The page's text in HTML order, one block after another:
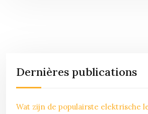
Dernières publications
Wat zijn de populairste elektrische